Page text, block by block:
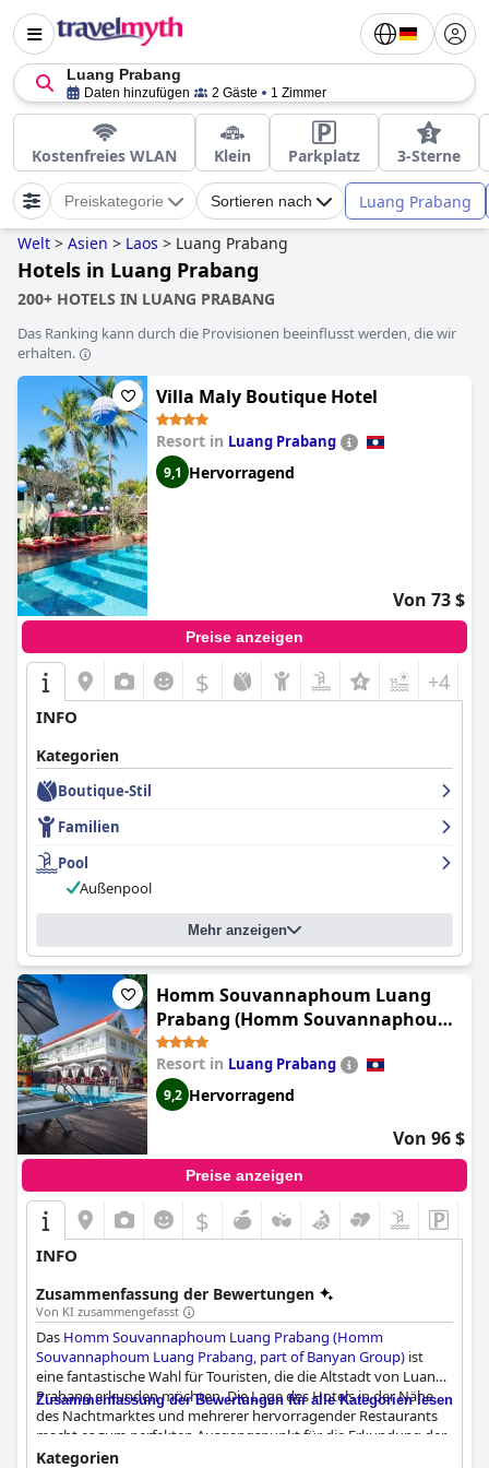
Luang Prabang
Daten hinzufügen 2 Gäste 1 Zimmer
Kostenfreies WLAN Klein Parkplatz 3-Sterne
Preiskategorie Sortieren nach Luang Prabang
Welt > Asien > Laos > Luang Prabang
Hotels in Luang Prabang
200+ HOTELS IN LUANG PRABANG
Das Ranking kann durch die Provisionen beeinflusst werden, die wir
erhalten.
Villa Maly Boutique Hotel
Resort in Luang Prabang
9,1 Hervorragend
Von 73 $
Preise anzeigen
$ +4
INFO
Kategorien
Boutique-Stil
Familien
Pool
Außenpool
Mehr anzeigen
Homm Souvannaphoum Luang
Prabang (Homm Souvannaphoum
Luang Prabang, part of Banyan
Group)
Resort in Luang Prabang
9,2 Hervorragend
Von 96 $
Preise anzeigen
$
INFO
Zusammenfassung der Bewertungen
Von KI zusammengefasst
Das Homm Souvannaphoum Luang Prabang (Homm
Souvannaphoum Luang Prabang, part of Banyan Group) ist
eine fantastische Wahl für Touristen, die die Altstadt von Luang
Prabang erkunden möchten. Die Lage des Hotels in der Nähe
des Nachtmarktes und mehrerer hervorragender Restaurants
macht es zum perfekten Ausgangspunkt für die Erkundung der
Stadt. Das Frühstück ist mit seiner frischen und
Zusammenfassung der Bewertungen für alle Kategorien lesen
Kategorien